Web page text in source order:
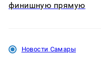
финишную прямую
Новости Самары